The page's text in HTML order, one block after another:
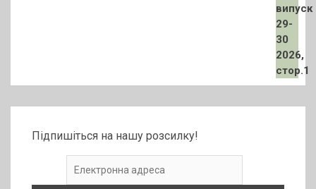
Підпишіться на нашу розсилку!